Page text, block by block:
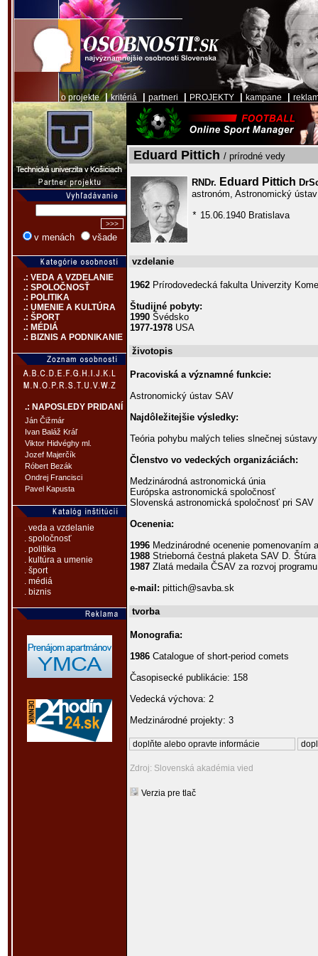
o projekte|kritériá partneri PROJEKTY kampane
v menách všade
.: VEDA A VZDELANIE
.: SPOLOČNOSŤ
.: POLITIKA
.: UMENIE A KULTÚRA
.: ŠPORT
.: MÉDIÁ
.: BIZNIS A PODNIKANIE
.: NAPOSLEDY PRIDANÍ
Ján Čižmár
Ivan Baláž Kráľ
Viktor Hidvéghy ml.
Jozef Majerčík
Róbert Bezák
Ondrej Francisci
Pavel Kapusta
. veda a vzdelanie
. spoločnosť
. politika
. kultúra a umenie
. šport
. médiá
. biznis
Eduard Pittich / prírodné vedy
RNDr. Eduard Pittich
astronóm, Astronomický
* 15.06.1940 Bratislava
vzdelanie
1962 Prírodovedecká fakulta Univerzity
Študijné pobyty:
1990 Švédsko
1977-1978 USA
životopis
Pracoviská a významné funkcie:
Astronomický ústav SAV
Najdôležitejšie výsledky:
Teória pohybu malých telies slnečnej
Členstvo vo vedeckých organizáciách:
Medzinárodná astronomická únia
Európska astronomická spoločnosť
Slovenská astronomická spoločnosť pri SAV
Ocenenia:
1996 Medzinárodné ocenenie pomenovaním
1988 Strieborná čestná plaketa SAV D.
1987 Zlatá medaila ČSAV za rozvoj
e-mail: pittich@savba.sk
tvorba
Monografia:
1986 Catalogue of short-period comets
Časopisecké publikácie: 158
Vedecká výchova: 2
Medzinárodné projekty: 3
doplňte alebo opravte informácie
Zdroj: Slovenská akadémia vied
Verzia pre tlač